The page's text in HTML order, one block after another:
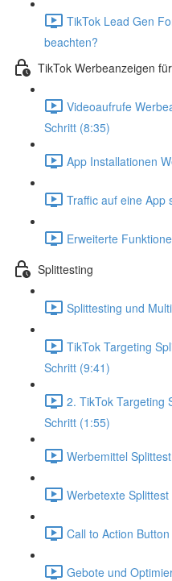
TikTok Lead Gen
beachten?
TikTok Werbeanzeigen
Videoaufrufe
Schritt (8:35)
App Installationen
Traffic auf eine App
Erweiterte
Splittesting
Splittesting und
TikTok Targeting
Schritt (9:41)
2. TikTok Targeting
Schritt (1:55)
Werbemittel
Werbetexte
Call to Action
Gebote und